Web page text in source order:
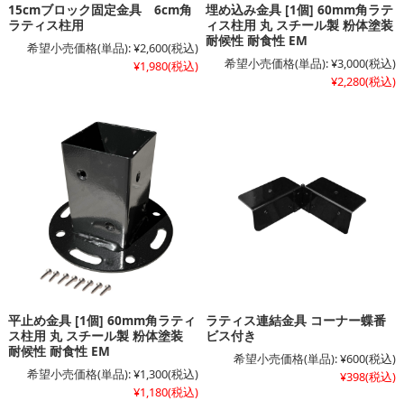
15cmブロック固定金具 6cm角
ラティス柱用
希望小売価格(単品):¥2,600(税込)
¥1,980(税込)
埋め込み金具 [1個] 60mm角ラテ
ィス柱用 丸 スチール製 粉体塗装
耐候性 耐食性 EM
希望小売価格(単品):¥3,000(税込)
¥2,280(税込)
平止め金具 [1個] 60mm角ラティ
ス柱用 丸 スチール製 粉体塗装
耐候性 耐食性 EM
希望小売価格(単品):¥1,300(税込)
¥1,180(税込)
ラティス連結金具 コーナー蝶番
ビス付き
希望小売価格(単品):¥600(税込)
¥398(税込)